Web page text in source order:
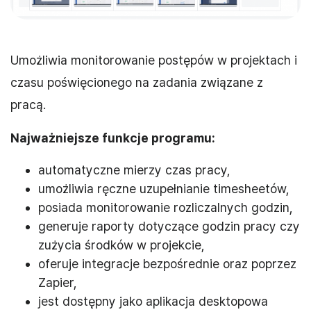
Umożliwia monitorowanie postępów w projektach i
czasu poświęcionego na zadania związane z
pracą.
Najważniejsze funkcje programu:
automatyczne mierzy czas pracy,
umożliwia ręczne uzupełnianie timesheetów,
posiada monitorowanie rozliczalnych godzin,
generuje raporty dotyczące godzin pracy czy
zużycia środków w projekcie,
oferuje integracje bezpośrednie oraz poprzez
Zapier,
jest dostępny jako aplikacja desktopowa